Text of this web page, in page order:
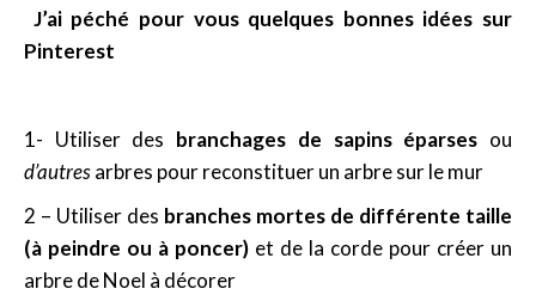
J’ai péché pour vous quelques bonnes idées sur
Pinterest
1- Utiliser des branchages de sapins éparses ou
d’autresarbres pour reconstituer un arbre sur le mur
2 – Utiliser des branches mortes de différente taille
(à peindre ou à poncer) et de la corde pour créer un
arbre de Noel à décorer